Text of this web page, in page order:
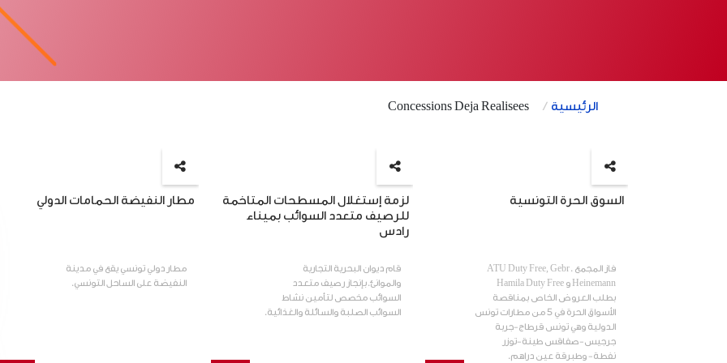
الرئيسية
السوق الحرة التونسية
فاز المجمع ATU Duty Free, Gebr.
Heinemann و Hamila Duty Free
بطلب العروض الخاص بمناقصة
الأسواق الحرة في 5 من مطارات تونس
الدولية وهي تونس قرطاج-جربة
جرجيس-صفاقس طينة-توزر
نفطة- وطبرقة عين دراهم.
لزمة إستغلال المسطحات المتاخمة
للرصيف متعدد السوائب بميناء
رادس
قام ديوان البحرية التجارية
والموانئ.بإنجاز رصيف متعدد
السوائب مخصص لتأمين نشاط
السوائب الصلبة والسائلة والغذائية.
مطار النفيضة الحمامات الدولي
مطار دولي تونسي يقع في مدينة
النفيضة على الساحل التونسي.